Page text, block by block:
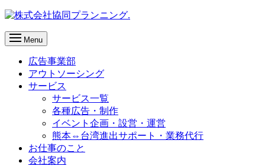
Menu
広告事業部
アウトソーシング
サービス
サービス一覧
各種広告・制作
イベント企画・設営・運営
熊本⇔台湾進出サポート・業務代行
お仕事のこと
会社案内